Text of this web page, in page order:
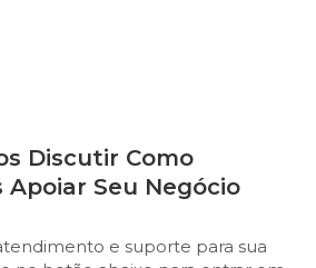
Discutir Como
Apoiar Seu Negócio
e suporte para sua